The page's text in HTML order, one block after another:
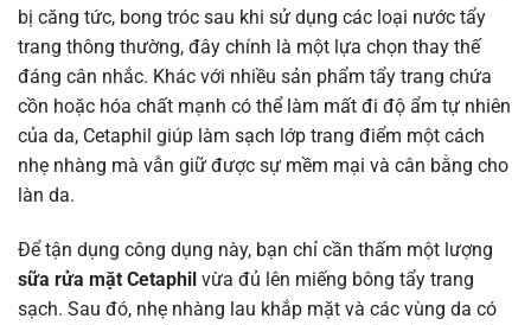
bị căng tức, bong tróc sau khi sử dụng các loại nước tẩy
trang thông thường, đây chính là một lựa chọn thay thế
đáng cân nhắc. Khác với nhiều sản phẩm tẩy trang chứa
cồn hoặc hóa chất mạnh có thể làm mất đi độ ẩm tự nhiên
của da, Cetaphil giúp làm sạch lớp trang điểm một cách
nhẹ nhàng mà vẫn giữ được sự mềm mại và cân bằng cho
làn da.
Để tận dụng công dụng này, bạn chỉ cần thấm một lượng
sữa rửa mặt Cetaphil vừa đủ lên miếng bông tẩy trang
sạch. Sau đó, nhẹ nhàng lau khắp mặt và các vùng da có